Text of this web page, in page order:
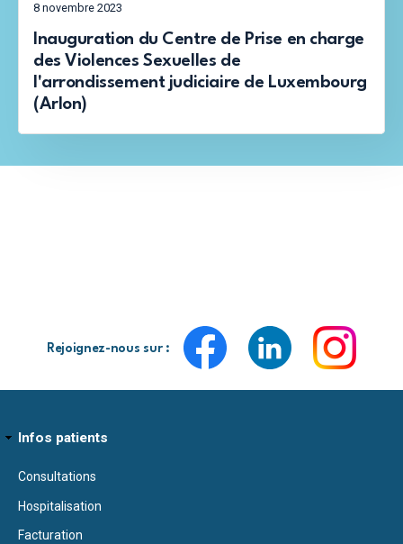
8 novembre 2023
Inauguration du Centre de Prise en charge
des Violences Sexuelles de
l'arrondissement judiciaire de Luxembourg
(Arlon)
Rejoignez-nous sur :
Infos patients
Consultations
Hospitalisation
Facturation